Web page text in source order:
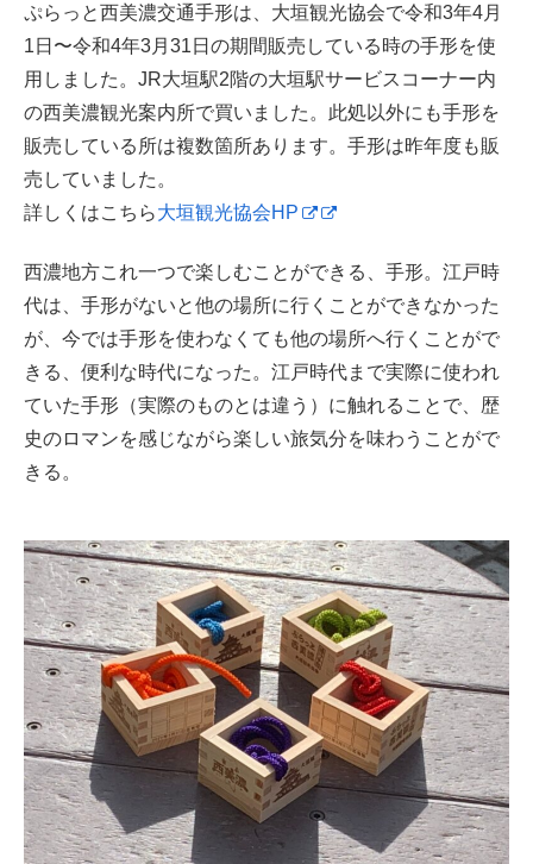
ぷらっと西美濃交通手形は、大垣観光協会で令和3年4月
1日〜令和4年3月31日の期間販売している時の手形を使
用しました。JR大垣駅2階の大垣駅サービスコーナー内
の西美濃観光案内所で買いました。此処以外にも手形を
販売している所は複数箇所あります。手形は昨年度も販
売していました。
詳しくはこちら大垣観光協会HP
西濃地方これ一つで楽しむことができる、手形。江戸時
代は、手形がないと他の場所に行くことができなかった
が、今では手形を使わなくても他の場所へ行くことがで
きる、便利な時代になった。江戸時代まで実際に使われ
ていた手形（実際のものとは違う）に触れることで、歴
史のロマンを感じながら楽しい旅気分を味わうことがで
きる。